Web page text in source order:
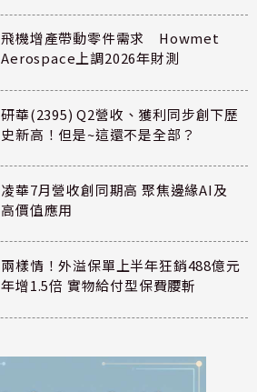
飛機增產帶動零件需求 Howmet
Aerospace上調2026年財測
研華(2395) Q2營收、獲利同步創下歷
史新高！但是~這還不是全部？
凌華7月營收創同期高 聚焦邊緣AI及
高價值應用
兩樣情！外溢保單上半年狂銷488億元
年增1.5倍 實物給付型保費腰斬